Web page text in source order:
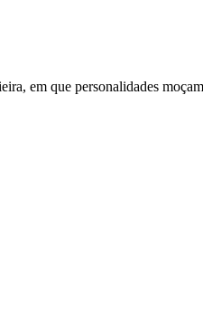
em que personalidades